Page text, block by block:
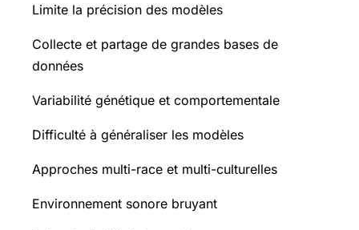
Limite la précision des modèles
Collecte et partage de grandes bases de
données
Variabilité génétique et comportementale
Difficulté à généraliser les modèles
Approches multi-race et multi-culturelles
Environnement sonore bruyant